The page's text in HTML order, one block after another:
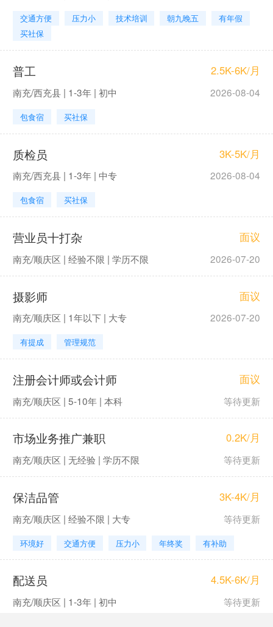
交通方便 压力小 技术培训 朝九晚五
有年假
买社保
普工 2.5K-6K/月
南充/西充县 | 1-3年 | 初中 2026-08-04
包食宿 买社保
质检员 3K-5K/月
南充/西充县 | 1-3年 | 中专 2026-08-04
包食宿 买社保
营业员十打杂 面议
南充/顺庆区 | 经验不限 | 学历不限 2026-07-20
摄影师 面议
南充/顺庆区 | 1年以下 | 大专 2026-07-20
有提成 管理规范
注册会计师或会计师 面议
南充/顺庆区 | 5-10年 | 本科 等待更新
市场业务推广兼职 0.2K/月
南充/顺庆区 | 无经验 | 学历不限 等待更新
保洁品管 3K-4K/月
南充/顺庆区 | 经验不限 | 大专 等待更新
环境好 交通方便 压力小 年终奖 有补助
配送员 4.5K-6K/月
南充/顺庆区 | 1-3年 | 初中 等待更新